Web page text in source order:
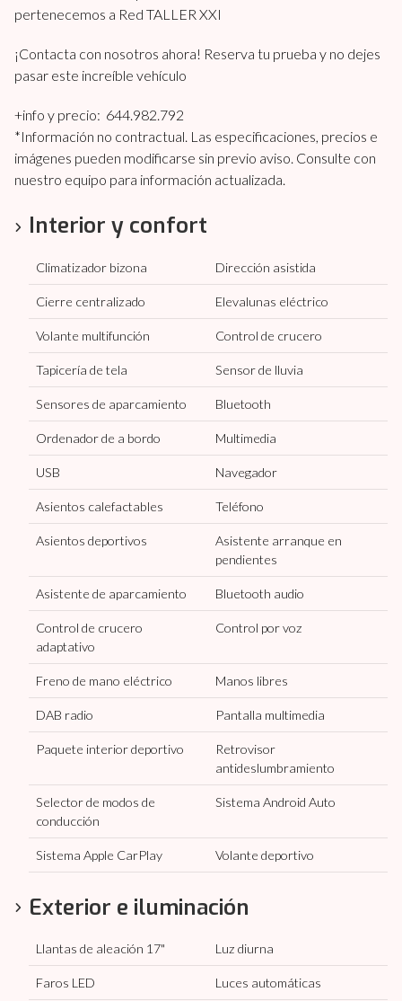
pertenecemos a Red TALLER XXI
¡Contacta con nosotros ahora! Reserva tu prueba y no dejes
pasar este increíble vehículo
+info y precio: 644.982.792
*Información no contractual. Las especificaciones, precios e
imágenes pueden modificarse sin previo aviso. Consulte con
nuestro equipo para información actualizada.
Interior y confort
Climatizador bizona Dirección asistida
Cierre centralizado Elevalunas eléctrico
Volante multifunción Control de crucero
Tapicería de tela Sensor de lluvia
Sensores de aparcamiento Bluetooth
Ordenador de a bordo Multimedia
USB Navegador
Asientos calefactables Teléfono
Asientos deportivos
Asistente arranque en
pendientes
Asistente de aparcamiento Bluetooth audio
Control de crucero
adaptativo
Control por voz
Freno de mano eléctrico Manos libres
DAB radio Pantalla multimedia
Paquete interior deportivo
Retrovisor
antideslumbramiento
Selector de modos de
conducción
Sistema Android Auto
Sistema Apple CarPlay Volante deportivo
Exterior e iluminación
Llantas de aleación 17" Luz diurna
Faros LED Luces automáticas